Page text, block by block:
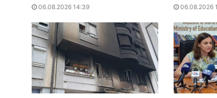
06.08.2026 14:39 06.08.2026